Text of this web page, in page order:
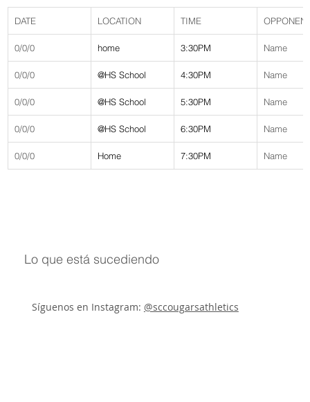
DATE LOCATION TIME
0/0/0 home 3:30PM Name
0/0/0 @HS School 4:30PM Name
0/0/0 @HS School 5:30PM Name
0/0/0 @HS School 6:30PM Name
0/0/0 Home 7:30PM Name
Lo que está sucediendo
Síguenos en Instagram: @sccougarsathletics